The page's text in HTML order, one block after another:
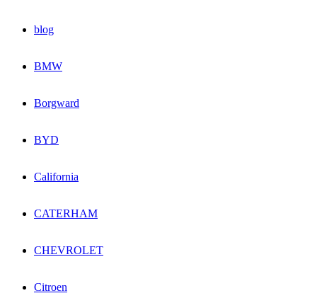
blog
BMW
Borgward
BYD
California
CATERHAM
CHEVROLET
Citroen